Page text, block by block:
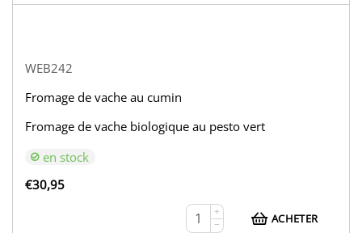
WEB242
Fromage de vache au cumin
Fromage de vache biologique au pesto vert
en stock
€30,95
+
−
ACHETER